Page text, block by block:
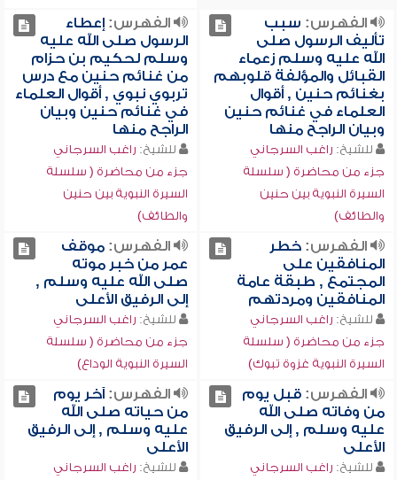
الفهرس: سبب
تأليف الرسول صلى
الله عليه وسلم زعماء
القبائل والمؤلفة قلوبهم
بغنائم حنين , أقوال
العلماء في غنائم حنين
وبيان الراجح منها
للشيخ: راغب السرجاني
جزء من محاضرة ( سلسلة
السيرة النبوية بين حنين
والطائف)
الفهرس:إعطاء
الرسول صلى الله عليه
وسلم لحكيم بن حزام
من غنائم حنين مع درس
تربوي نبوي , أقوال العلماء
في غنائم حنين وبيان
الراجح منها
للشيخ: راغب السرجاني
جزء من محاضرة ( سلسلة
السيرة النبوية بين حنين
والطائف)
الفهرس:خطر
المنافقين على
المجتمع , طبقة عامة
المنافقين ومردتهم
للشيخ: راغب السرجاني
جزء من محاضرة ( سلسلة
السيرة النبوية غزوة تبوك)
الفهرس:موقف
عمر من خبر موته
صلى الله عليه وسلم ,
إلى الرفيق الأعلى
للشيخ: راغب السرجاني
جزء من محاضرة ( سلسلة
السيرة النبوية الوداع)
الفهرس:قبل يوم
من وفاته صلى الله
عليه وسلم , إلى الرفيق
الأعلى
للشيخ: راغب السرجاني
الفهرس:آخر يوم
من حياته صلى الله
عليه وسلم , إلى الرفيق
الأعلى
للشيخ: راغب السرجاني